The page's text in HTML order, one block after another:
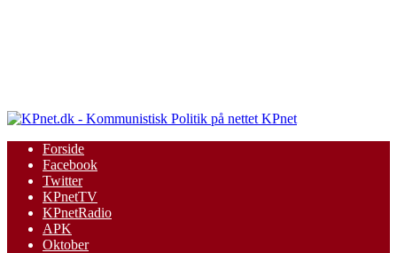
KPnet
Forside
Facebook
Twitter
KPnetTV
KPnetRadio
APK
Oktober